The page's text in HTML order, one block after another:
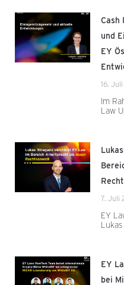
Cash
und
EY
16.
Im
Law
7. Juli
EY
EY
bei